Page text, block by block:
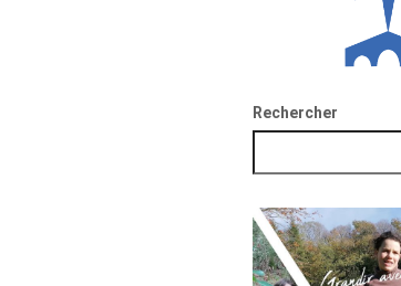
Rechercher